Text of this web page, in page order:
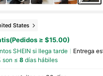
States
≥ $15.00)
SHEIN si llega tarde Entrega
son ≤ 8días hábiles